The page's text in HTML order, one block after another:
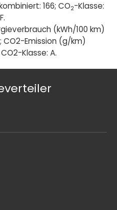
166; CO2-Klasse:
F.
(kWh/100 km)
CO2-Emission (g/km)
Klasse: A.